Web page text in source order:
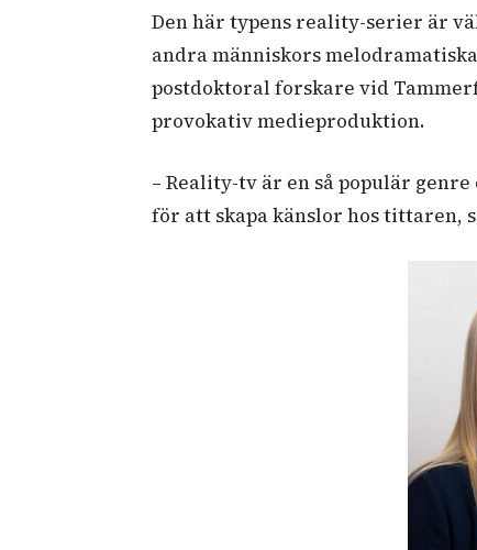
Den här typens reality-serier är
andra människors
postdoktoral forskare vid
provokativ medieproduktion.
– Reality-tv är en så populär
för att skapa känslor hos tittaren,